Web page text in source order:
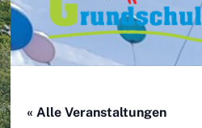
« Alle Veranstaltungen